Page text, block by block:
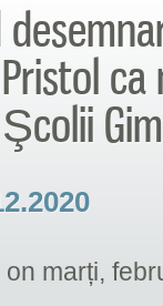
marți,